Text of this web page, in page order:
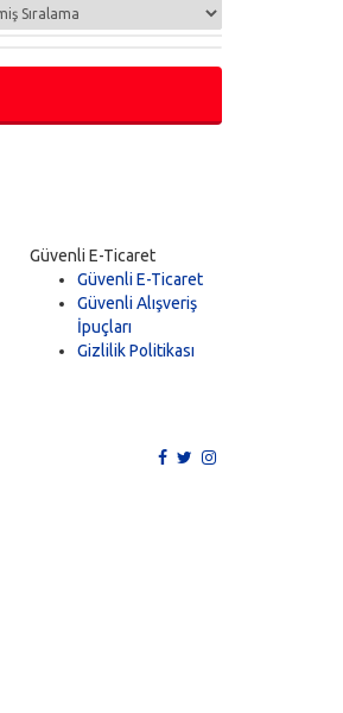
Güvenli E-Ticaret
Güvenli E-Ticaret
Güvenli Alışveriş
İpuçları
Gizlilik Politikası